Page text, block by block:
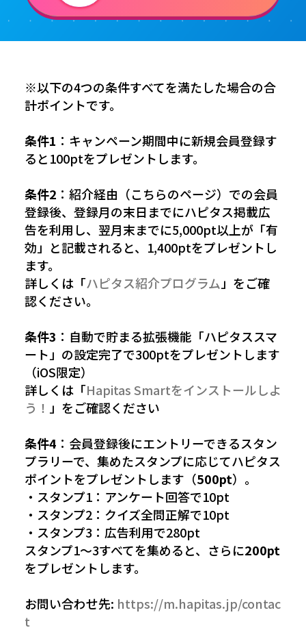
※以下の4つの条件すべてを満たした場合の合
計ポイントです。
条件1 ：キャンペーン期間中に新規会員登録す
ると100ptをプレゼントします。
条件2 ：紹介経由（こちらのページ）での会員
登録後、登録月の末日までにハピタス掲載広
告を利用し、翌月末までに5,000pt以上が「有
効」と記載されると、1,400ptをプレゼントし
ます。
詳しくは「ハピタス紹介プログラム 」をご確
認ください。
条件3 ：自動で貯まる拡張機能「ハピタススマ
ート」の設定完了で300ptをプレゼントします
（iOS限定）
詳しくは「Hapitas Smartをインストールしよ
う！ 」をご確認ください
条件4 ：会員登録後にエントリーできるスタン
プラリーで、集めたスタンプに応じてハピタス
ポイントをプレゼントします（500pt）。
・スタンプ1：アンケート回答で10pt
・スタンプ2：クイズ全問正解で10pt
・スタンプ3：広告利用で280pt
スタンプ1〜3すべてを集めると、さらに200pt
をプレゼントします。
お問い合わせ先: https://m.hapitas.jp/contac
t